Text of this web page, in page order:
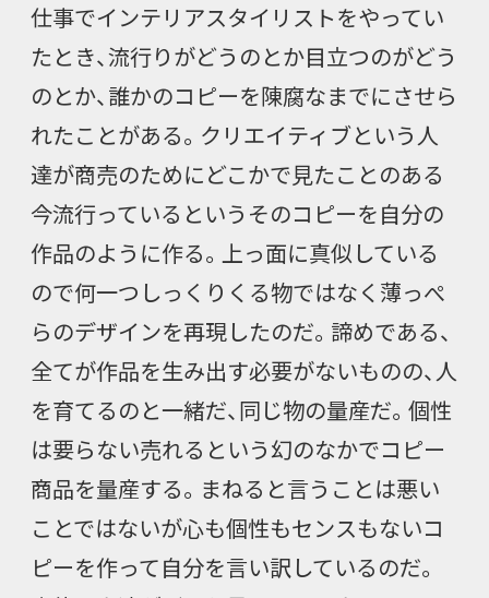
仕事でインテリアスタイリストをやってい
たとき、流行りがどうのとか目立つのがどう
のとか、誰かのコピーを陳腐なまでにさせら
れたことがある。クリエイティブという人
達が商売のためにどこかで見たことのある
今流行っているというそのコピーを自分の
作品のように作る。上っ面に真似している
ので何一つしっくりくる物ではなく薄っぺ
らのデザインを再現したのだ。諦めである、
全てが作品を生み出す必要がないものの、人
を育てるのと一緒だ、同じ物の量産だ。個性
は要らない売れるという幻のなかでコピー
商品を量産する。まねると言うことは悪い
ことではないが心も個性もセンスもないコ
ピーを作って自分を言い訳しているのだ。